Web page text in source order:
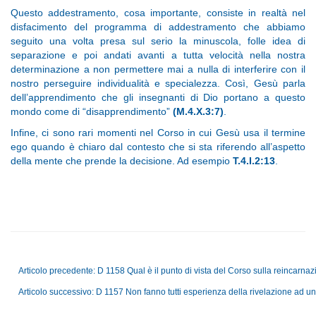
Questo addestramento, cosa importante, consiste in realtà nel
disfacimento del programma di addestramento che abbiamo
seguito una volta presa sul serio la minuscola, folle idea di
separazione e poi andati avanti a tutta velocità nella nostra
determinazione a non permettere mai a nulla di interferire con il
nostro perseguire individualità e specialezza. Così, Gesù parla
dell’apprendimento che gli insegnanti di Dio portano a questo
mondo come di “disapprendimento” (M.4.X.3:7)
Infine, ci sono rari momenti nel Corso in cui Gesù usa il termine
ego quando è chiaro dal contesto che si sta riferendo all’aspetto
della mente che prende la decisione. Ad esempio T.4.I.2:13
Articolo precedente: D 1158 Qual è il punto di vista del Corso sulla
Articolo successivo: D 1157 Non fanno tutti esperienza della rivelazione ad